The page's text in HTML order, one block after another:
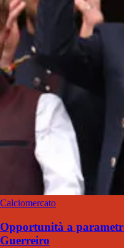
Calciomercato
Opportunità a
Guerreiro